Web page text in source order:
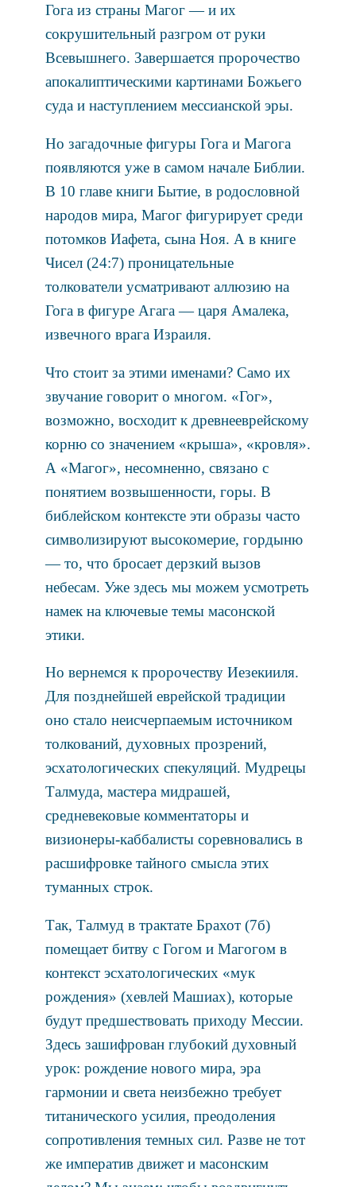
Гога из страны Магог — и их
сокрушительный разгром от руки
Всевышнего. Завершается пророчество
апокалиптическими картинами Божьего
суда и наступлением мессианской эры.
Но загадочные фигуры Гога и Магога
появляются уже в самом начале Библии.
В 10 главе книги Бытие, в родословной
народов мира, Магог фигурирует среди
потомков Иафета, сына Ноя. А в книге
Чисел (24:7) проницательные
толкователи усматривают аллюзию на
Гога в фигуре Агага — царя Амалека,
извечного врага Израиля.
Что стоит за этими именами? Само их
звучание говорит о многом. «Гог»,
возможно, восходит к древнееврейскому
корню со значением «крыша», «кровля».
А «Магог», несомненно, связано с
понятием возвышенности, горы. В
библейском контексте эти образы часто
символизируют высокомерие, гордыню
— то, что бросает дерзкий вызов
небесам. Уже здесь мы можем усмотреть
намек на ключевые темы масонской
этики.
Но вернемся к пророчеству Иезекииля.
Для позднейшей еврейской традиции
оно стало неисчерпаемым источником
толкований, духовных прозрений,
эсхатологических спекуляций. Мудрецы
Талмуда, мастера мидрашей,
средневековые комментаторы и
визионеры-каббалисты соревновались в
расшифровке тайного смысла этих
туманных строк.
Так, Талмуд в трактате Брахот (7б)
помещает битву с Гогом и Магогом в
контекст эсхатологических «мук
рождения» (хевлей Машиах), которые
будут предшествовать приходу Мессии.
Здесь зашифрован глубокий духовный
урок: рождение нового мира, эра
гармонии и света неизбежно требует
титанического усилия, преодоления
сопротивления темных сил. Разве не тот
же императив движет и масонским